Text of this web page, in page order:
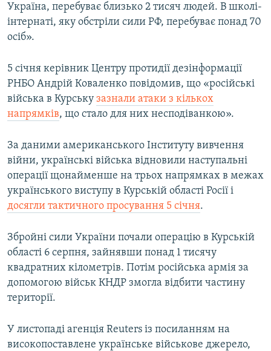
Україна, перебуває близько 2 тисяч людей. В школі-
інтернаті, яку обстріли сили РФ, перебуває понад 70
осіб».
5 січня керівник Центру протидії дезінформації
РНБО Андрій Коваленко повідомив, що «російські
війська в Курську зазнали атаки з кількох
напрямків, що стало для них несподіванкою».
За даними американського Інституту вивчення
війни, українські війська відновили наступальні
операції щонайменше на трьох напрямках в межах
українського виступу в Курській області Росії і
досягли тактичного просування 5 січня.
Збройні сили України почали операцію в Курській
області 6 серпня, зайнявши понад 1 тисячу
квадратних кілометрів. Потім російська армія за
допомогою військ КНДР змогла відбити частину
території.
У листопаді агенція Reuters із посиланням на
високопоставлене українське військове джерело,